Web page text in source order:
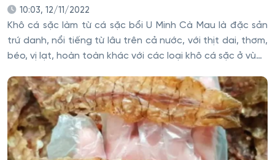
10:03, 12/11/2022
Khô cá sặc làm từ cá sặc bổi U Minh Cà Mau là đặc sản
trứ danh, nổi tiếng từ lâu trên cả nước, với thịt dai, thơm,
béo, vị lạt, hoàn toàn khác với các loại khô cá sặc ở vùng